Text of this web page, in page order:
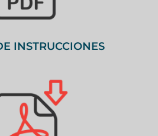
INSTRUCCIONES